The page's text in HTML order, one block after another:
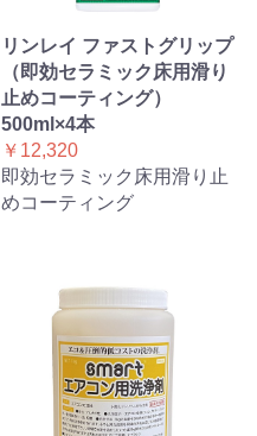
リンレイ ファストグリップ
（即効セラミック床用滑り
止めコーティング）
500ml×4本
￥12,320
即効セラミック床用滑り止
めコーティング